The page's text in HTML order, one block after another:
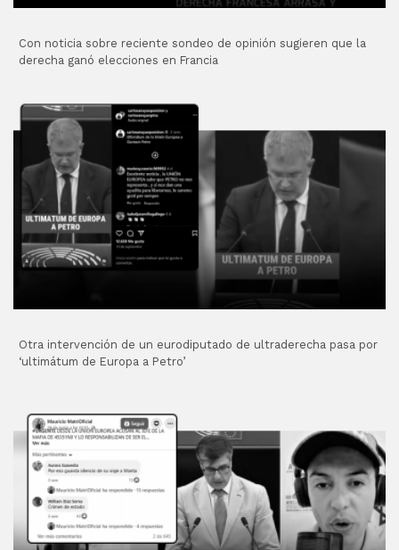
Con noticia sobre reciente sondeo de opinión sugieren que la
derecha ganó elecciones en Francia
Otra intervención de un eurodiputado de ultraderecha pasa por
‘ultimátum de Europa a Petro’